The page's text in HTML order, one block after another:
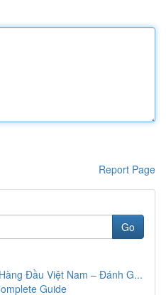
Report Page
Go
Đầu Việt Nam – Đánh G...
Guide